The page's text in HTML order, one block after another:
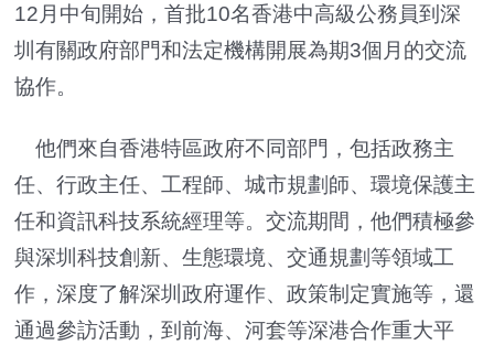
12月中旬開始，首批10名香港中高級公務員到深
圳有關政府部門和法定機構開展為期3個月的交流
協作。
他們來自香港特區政府不同部門，包括政務主
任、行政主任、工程師、城市規劃師、環境保護主
任和資訊科技系統經理等。交流期間，他們積極參
與深圳科技創新、生態環境、交通規劃等領域工
作，深度了解深圳政府運作、政策制定實施等，還
通過參訪活動，到前海、河套等深港合作重大平